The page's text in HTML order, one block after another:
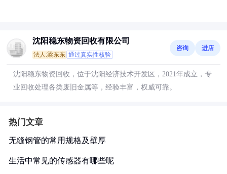
沈阳稳东物资回收有限公司
法人:梁东东 通过真实性核验
咨询 进店
沈阳稳东物资回收，位于沈阳经济技术开发区，2021年成立，专
业回收处理各类废旧金属等，经验丰富，权威可靠。
热门文章
无缝钢管的常用规格及壁厚
生活中常见的传感器有哪些呢